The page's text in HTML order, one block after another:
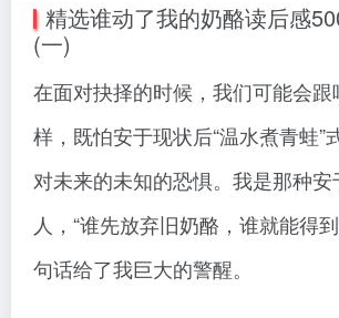
精选谁动了我的奶酪读后感
(一)
在面对抉择的时候，我们可能会
样，既怕安于现状后“温水煮青蛙”
对未来的未知的恐惧。我是那种
人，“谁先放弃旧奶酪，谁就能得
句话给了我巨大的警醒。